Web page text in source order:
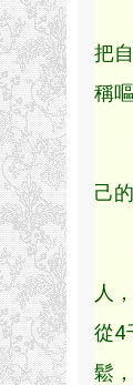
這
把
稱
晚
己
今
人
從4
鬆